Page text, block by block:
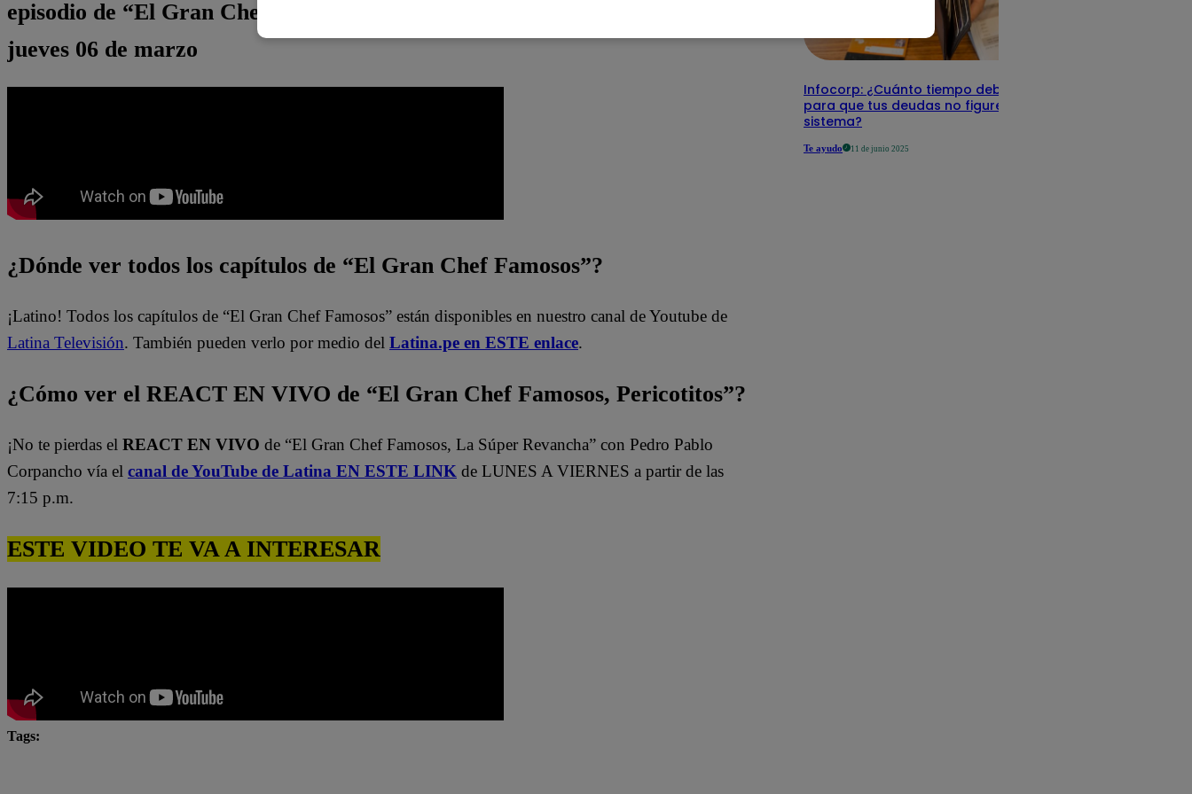
episodio de “El Gran Chef Famosos, Pericotitos” vía YouTube de este
jueves 06 de marzo
¿Dónde ver todos los capítulos de “El Gran Chef Famosos”?
¡Latino! Todos los capítulos de “El Gran Chef Famosos” están disponibles en nuestro canal de Youtube de
Latina Televisión. También pueden verlo por medio del Latina.pe en ESTE enlace.
¿Cómo ver el REACT EN VIVO de “El Gran Chef Famosos, Pericotitos”?
¡No te pierdas el REACT EN VIVO de “El Gran Chef Famosos, La Súper Revancha” con Pedro Pablo
Corpancho vía el canal de YouTube de Latina EN ESTE LINK de LUNES A VIERNES a partir de las
7:15 p.m.
ESTE VIDEO TE VA A INTERESAR
Tags:
Infocorp: ¿Cuánto tiempo debe pasar
para que tus deudas no figuren en su
sistema?
Te ayudo 11 de junio 2025